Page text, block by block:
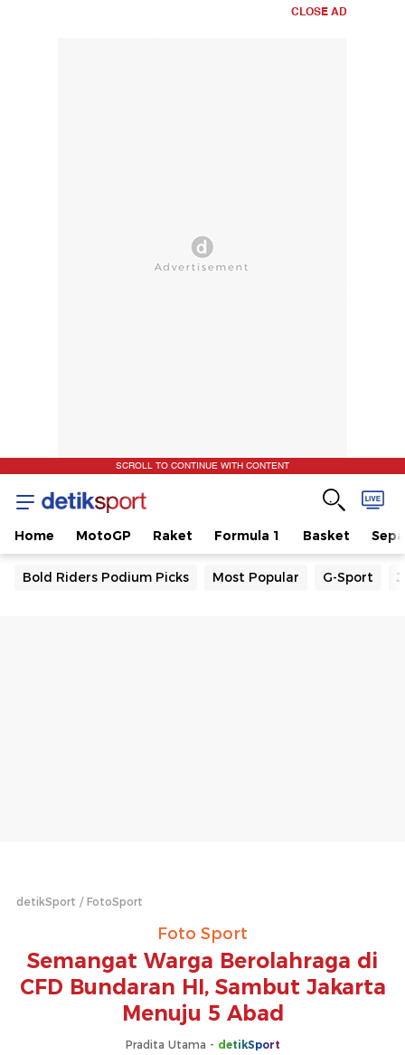
CLOSE AD
SCROLL TO CONTINUE WITH CONTENT
Home MotoGP Raket Formula 1 Basket
Bold Riders Podium Picks Most Popular G-Sport
detikSport FotoSport
Foto Sport
Semangat Warga Berolahraga di
CFD Bundaran HI, Sambut Jakarta
Menuju 5 Abad
Pradita Utama - detikSport